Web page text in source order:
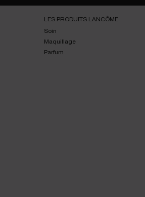
LES PRODUITS LANCÔME
Soin
Maquillage
Parfum